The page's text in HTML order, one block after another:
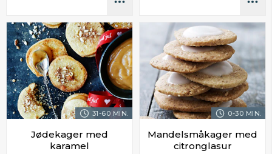
31-60 MIN.
Jødekager med
karamel
0-30 MIN.
Mandelsmåkager med
citronglasur